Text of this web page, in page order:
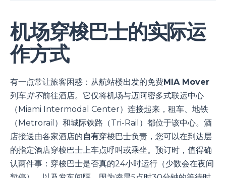
机场穿梭巴士的实际运
作方式
有一点常让旅客困惑：从航站楼出发的免费MIA Mover
列车并不前往酒店。它仅将机场与迈阿密多式联运中心
（Miami Intermodal Center）连接起来，租车、地铁
（Metrorail）和城际铁路（Tri-Rail）都位于该中心。酒
店接送由各家酒店的自有穿梭巴士负责，您可以在到达层
的指定酒店穿梭巴士上车点呼叫或乘坐。预订时，值得确
认两件事：穿梭巴士是否真的24小时运行（少数会在夜间